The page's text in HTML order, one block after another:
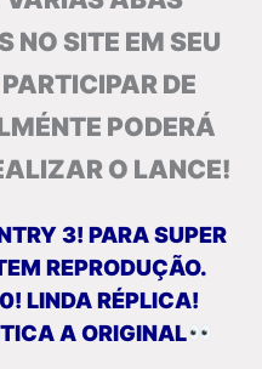
NO SITE EM SEU
DE
PODERÁ
O LANCE!
3! PARA SUPER
REPRODUÇÃO.
LINDA RÉPLICA!
A ORIGINAL